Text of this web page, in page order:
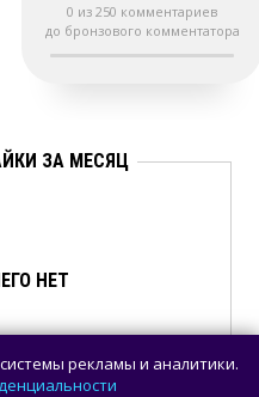
0 из 250 комментариев
до бронзового комментатора
ЗА МЕСЯЦ
НЕТ
рекламы и аналитики.